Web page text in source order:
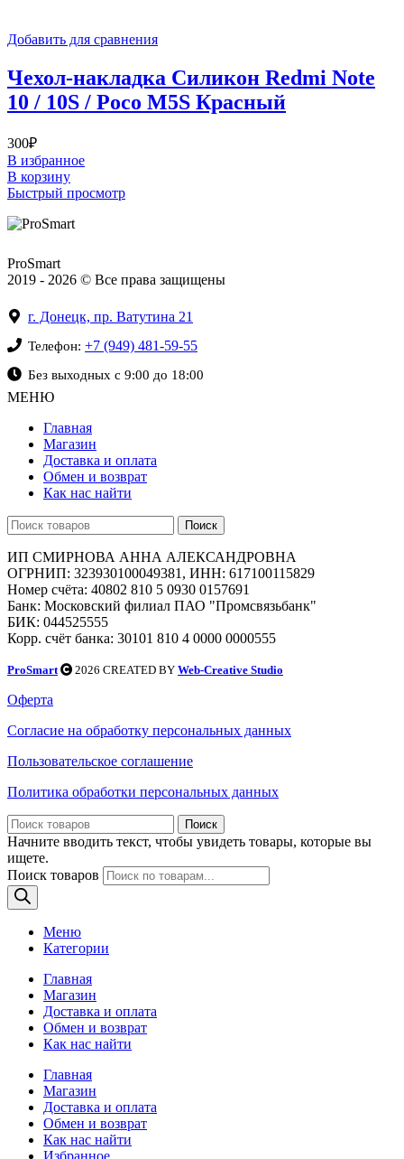
Добавить для сравнения
Чехол-накладка Силикон Redmi Note
10 / 10S / Poco M5S Красный
300₽
В избранное
В корзину
Быстрый просмотр
ProSmart
2019 - 2026 © Все права защищены
г. Донецк, пр. Ватутина 21
Телефон: +7 (949) 481-59-55
Без выходных с 9:00 до 18:00
МЕНЮ
Главная
Магазин
Доставка и оплата
Обмен и возврат
Как нас найти
Поиск
ИП СМИРНОВА АННА АЛЕКСАНДРОВНА
ОГРНИП: 323930100049381, ИНН: 617100115829
Номер счёта: 40802 810 5 0930 0157691
Банк: Московский филиал ПАО "Промсвязьбанк"
БИК: 044525555
Корр. счёт банка: 30101 810 4 0000 0000555
ProSmart 2026 CREATED BY Web-Creative Studio
Оферта
Согласие на обработку персональных данных
Пользовательское соглашение
Политика обработки персональных данных
Поиск
Начните вводить текст, чтобы увидеть товары, которые вы
ищете.
Поиск товаров
Меню
Категории
Главная
Магазин
Доставка и оплата
Обмен и возврат
Как нас найти
Главная
Магазин
Доставка и оплата
Обмен и возврат
Как нас найти
Избранное